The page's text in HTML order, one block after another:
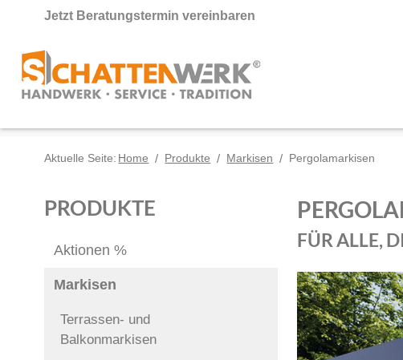
Jetzt Beratungstermin vereinbaren
Aktuelle Seite: Home / Produkte / Markisen / Pergolamarkisen
PRODUKTE
Aktionen %
Markisen
Terrassen- und
Balkonmarkisen
FÜR ALLE,